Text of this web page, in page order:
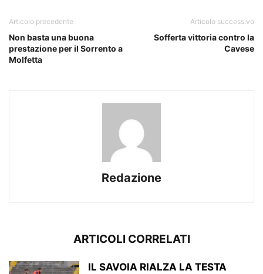
Articolo precedente
Non basta una buona
prestazione per il Sorrento a
Molfetta
Articolo successivo
Sofferta vittoria contro la
Cavese
Redazione
ARTICOLI CORRELATI
IL SAVOIA RIALZA LA TESTA